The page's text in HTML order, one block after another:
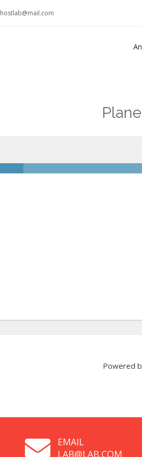
hostlab@mail.com
Powered
EMAIL
LAB@LAB.COM